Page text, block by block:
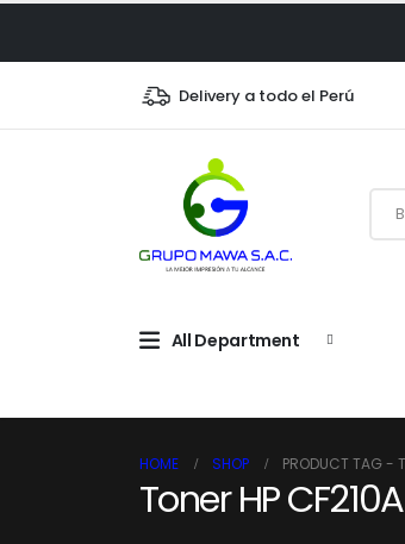
Delivery a todo el Perú
All Department
HOME SHOP PRODUCT TAG -
Toner HP CF210A